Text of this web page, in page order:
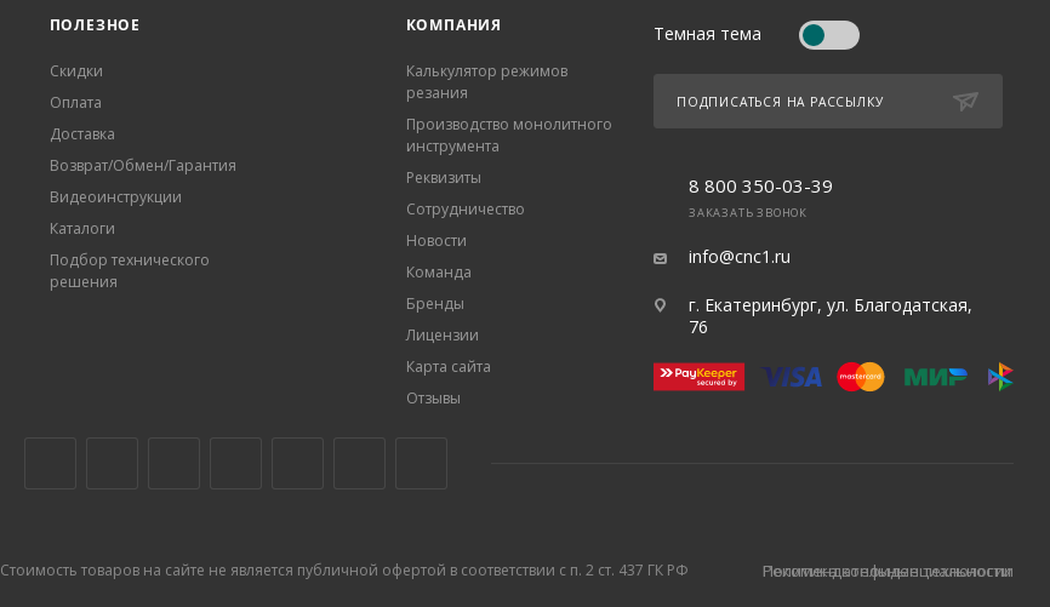
ПОЛЕЗНОЕ
Скидки
Оплата
Доставка
Возврат/Обмен/Гарантия
Видеоинструкции
Каталоги
Подбор технического
решения
КОМПАНИЯ
Калькулятор режимов
резания
Производство монолитного
инструмента
Реквизиты
Сотрудничество
Новости
Команда
Бренды
Лицензии
Карта сайта
Отзывы
Темная тема
ПОДПИСАТЬСЯ НА РАССЫЛКУ
8 800 350-03-39
ЗАКАЗАТЬ ЗВОНОК
info@cnc1.ru
г. Екатеринбург, ул. Благодатская,
76
Стоимость товаров на сайте не является публичной офертой в соответствии с п. 2 ст. 437 ГК РФ Политика конфиденциальности
Рекомендательные технологии